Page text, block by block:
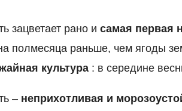
зацветает рано и самая первая
полмесяца раньше, чем ягоды
культура : в середине
– неприхотливая и